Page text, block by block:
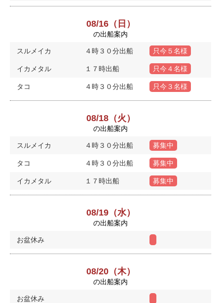
08/16（日）
の出船案内
スルメイカ ４時３０分出船 只今５名様
イカメタル １７時出船 只今４名様
タコ ４時３０分出船 只今３名様
08/18（火）
の出船案内
スルメイカ ４時３０分出船 募集中
タコ ４時３０分出船 募集中
イカメタル １７時出船 募集中
08/19（水）
の出船案内
お盆休み
08/20（木）
の出船案内
お盆休み